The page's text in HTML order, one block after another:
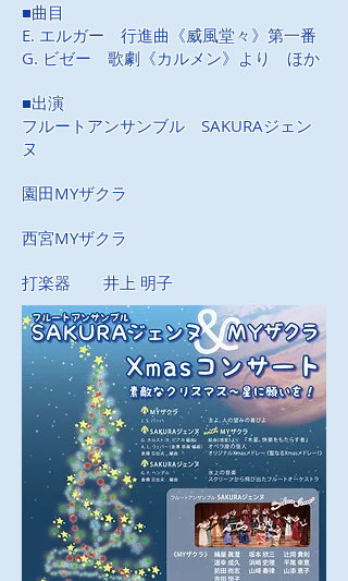
■曲目
E. エルガー 行進曲《威風堂々》第一番
G. ビゼー 歌劇《カルメン》より ほか
■出演
フルートアンサンブル SAKURAジェン
ヌ
園田MYザクラ
西宮MYザクラ
打楽器 井上 明子